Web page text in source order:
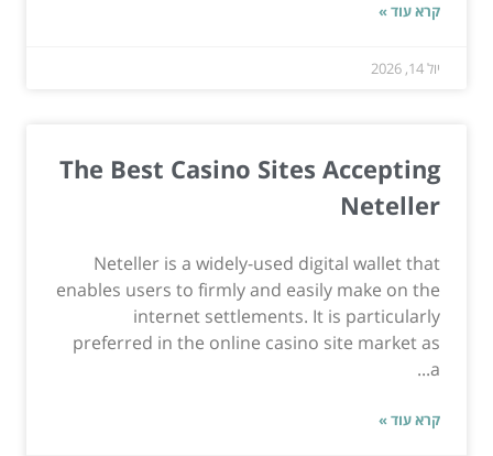
קרא עוד »
יול 14, 2026
The Best Casino Sites Accepting
Neteller
Neteller is a widely-used digital wallet that
enables users to firmly and easily make on the
internet settlements. It is particularly
preferred in the online casino site market as
a...
קרא עוד »